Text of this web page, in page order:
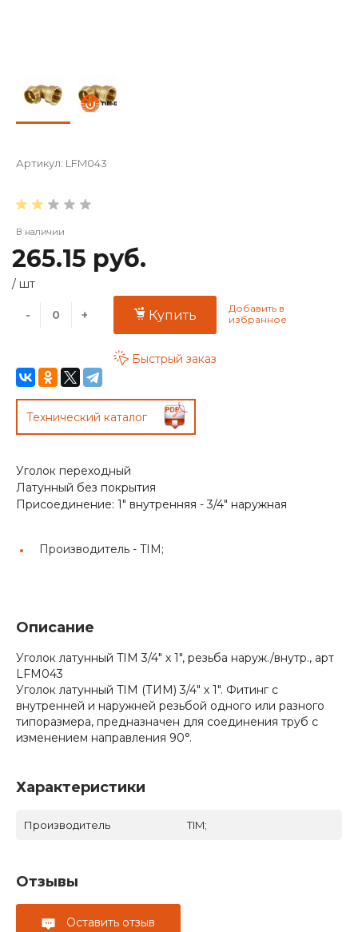
Артикул: LFM043
В наличии
265.15 руб.
/ шт
- + Купить
Быстрый заказ
Технический каталог
Уголок переходный
Латунный без покрытия
Присоединение: 1" внутренняя - 3/4" наружная
Производитель - TIM;
Описание
Уголок латунный TIM 3/4" х 1", резьба наруж./внутр., арт
LFM043
Уголок латунный TIM (ТИМ) 3/4" х 1". Фитинг с
внутренней и наружней резьбой одного или разного
типоразмера, предназначен для соединения труб с
изменением направления 90°.
Характеристики
Производитель TIM;
Отзывы
Оставить отзыв